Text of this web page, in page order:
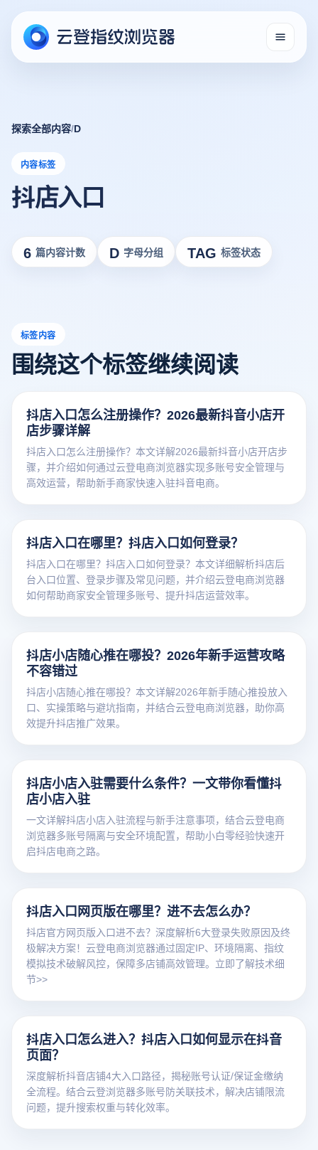
探索全部内容/D
内容标签
抖店入口
6 篇内容计数 D 字母分组 TAG 标签状态
标签内容
围绕这个标签继续阅读
抖店入口怎么注册操作？2026最新抖音小店开
店步骤详解
抖店入口怎么注册操作？本文详解2026最新抖音小店开店步
骤，并介绍如何通过云登电商浏览器实现多账号安全管理与
高效运营，帮助新手商家快速入驻抖音电商。
抖店入口在哪里？抖店入口如何登录？
抖店入口在哪里？抖店入口如何登录？本文详细解析抖店后
台入口位置、登录步骤及常见问题，并介绍云登电商浏览器
如何帮助商家安全管理多账号、提升抖店运营效率。
抖店小店随心推在哪投？2026年新手运营攻略
不容错过
抖店小店随心推在哪投？本文详解2026年新手随心推投放入
口、实操策略与避坑指南，并结合云登电商浏览器，助你高
效提升抖店推广效果。
抖店小店入驻需要什么条件？一文带你看懂抖
店小店入驻
一文详解抖店小店入驻流程与新手注意事项，结合云登电商
浏览器多账号隔离与安全环境配置，帮助小白零经验快速开
启抖店电商之路。
抖店入口网页版在哪里？进不去怎么办？
抖店官方网页版入口进不去？深度解析6大登录失败原因及终
极解决方案！云登电商浏览器通过固定IP、环境隔离、指纹
模拟技术破解风控，保障多店铺高效管理。立即了解技术细
节>>
抖店入口怎么进入？抖店入口如何显示在抖音
页面？
深度解析抖音店铺4大入口路径，揭秘账号认证/保证金缴纳
全流程。结合云登浏览器多账号防关联技术，解决店铺限流
问题，提升搜索权重与转化效率。